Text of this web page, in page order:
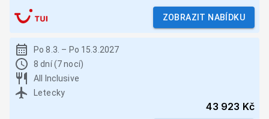
ZOBRAZIT NABÍDKU
Po 8.3. – Po 15.3.2027
8 dní (7 nocí)
All Inclusive
Letecky
43 923 Kč